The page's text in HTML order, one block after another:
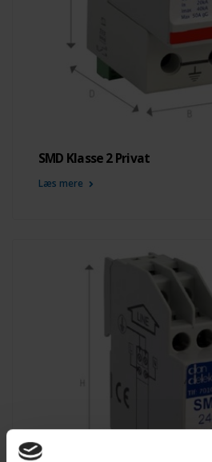
SMD Klasse 2 Privat
Læs mere